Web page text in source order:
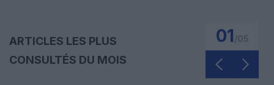
ARTICLES LES PLUS
CONSULTÉS DU MOIS
01